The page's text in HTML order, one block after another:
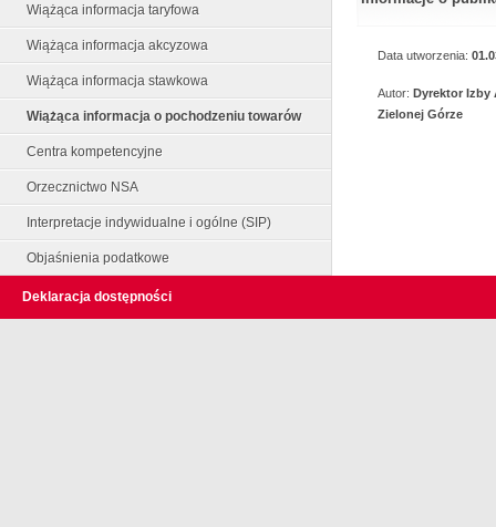
Wiążąca informacja taryfowa
Wiążąca informacja akcyzowa
Wiążąca informacja stawkowa
Wiążąca informacja o pochodzeniu towarów
Centra kompetencyjne
Orzecznictwo NSA
Interpretacje indywidualne i ogólne (SIP)
Objaśnienia podatkowe
Data utworzenia:
Autor: Dyrektor Izby
Zielonej Górze
Deklaracja dostępności